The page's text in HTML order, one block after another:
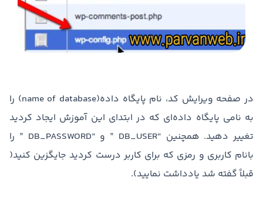
در صفحه ویرایش کد، نام پایگاه داده(name of database) را
به نامی پایگاه داده‌ای که در ابتدای این آموزش ایجاد کردید
تغییر دهید. همچنین “DB_USER ” و “DB_PASSWORD ” را
بانام کاربری و رمزی که برای کاربر درست کردید جایگزین کنید(
قبلاً گفته شد یادداشت نمایید).